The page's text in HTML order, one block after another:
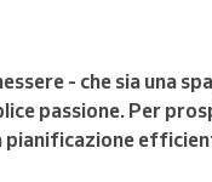
- che sia una
passione. Per
pianificazione